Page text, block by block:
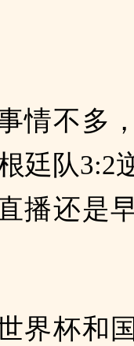
情不多
廷队3:2
播还是
界杯和